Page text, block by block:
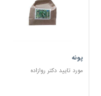
پونه
مورد تایید دکتر روازاده